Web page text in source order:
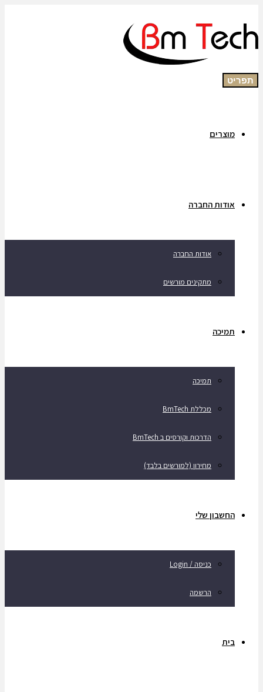
תפריט
מוצרים
אודות החברה
אודות החברה
מתקינים מורשים
תמיכה
תמיכה
מכללת BmTech
הדרכות וקורסים ב BmTech
מחירון (למורשים בלבד)
החשבון שלי
כניסה / Login
הרשמה
בית